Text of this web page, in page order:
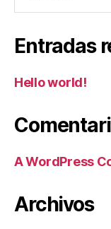
Entradas
Hello world!
A WordPress
Archivos